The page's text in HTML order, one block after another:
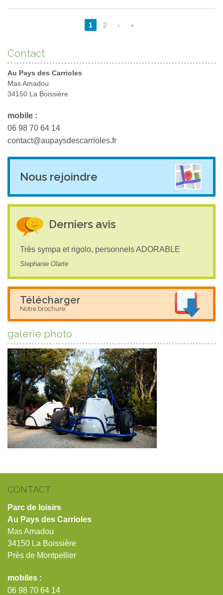
1 2 › »
Contact
Au Pays des Carrioles
Mas Amadou
34150 La Boissière
mobile :
06 98 70 64 14
contact@aupaysdescarrioles.fr
Nous rejoindre
Derniers avis
Très sympa et rigolo, personnels ADORABLE
Stephanie Olarte
Télécharger
Notre brochure
galerie photo
CONTACT
Parc de loisirs
Au Pays des Carrioles
Mas Amadou
34150 La Boissière
Près de Montpellier
mobiles :
06 98 70 64 14